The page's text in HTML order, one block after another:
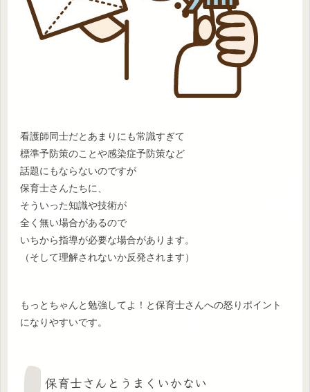
看護師同士だとあまりにも常識すぎて
標準予防策のことや感染症予防策など
話題にもならないのですが
保育士さんたちに、
そういった知識や技術が
全く無い場合があるので
いちから指導が必要な場合があります。
（そして理解されないか反発されます）
もっとちゃんと勉強してよ！と保育士さんへの怒りポイント
になりやすいです。
保育士さんとうまくいかない